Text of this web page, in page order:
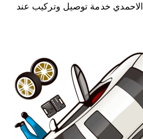
الاحمدي خدمة توصيل وتركيب عند